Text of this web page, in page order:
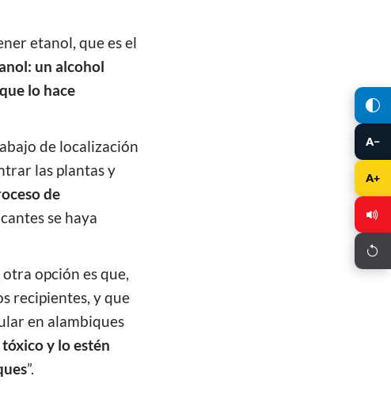
A−
A+
etanol, que es el
un alcohol
lo hace
de localización
las plantas y
de
se haya
otra opción es que,
recipientes, y que
en alambiques
y lo estén
”.